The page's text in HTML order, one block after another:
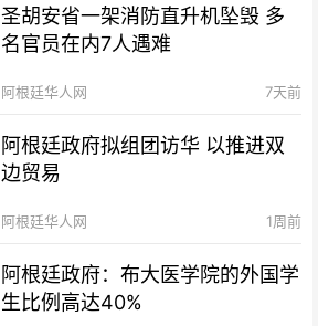
圣胡安省一架消防直升机坠毁 多
名官员在内7人遇难
阿根廷华人网 7天前
阿根廷政府拟组团访华 以推进双
边贸易
阿根廷华人网 1周前
阿根廷政府：布大医学院的外国学
生比例高达40%